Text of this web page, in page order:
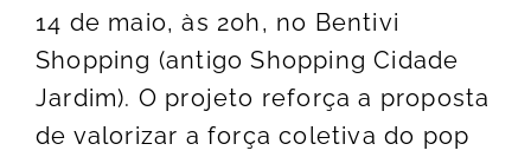
14 de maio, às 20h, no Bentivi
Shopping (antigo Shopping Cidade
Jardim). O projeto reforça a proposta
de valorizar a força coletiva do pop